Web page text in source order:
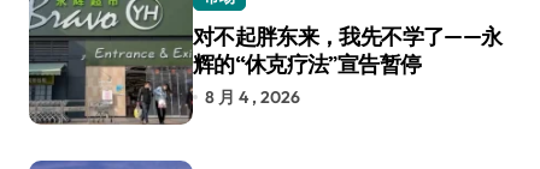
对不起胖东来，我先不学了——永
辉的“休克疗法”宣告暂停
8 月 4 , 2026